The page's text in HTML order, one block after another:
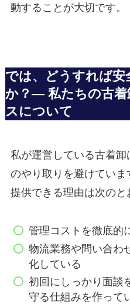
動することが大切です。
では、どうすれば
か？— 私たちの古着
スについて
私が運営している古着卸
のやり取りを避けてい
提供できる理由は次のと
管理コストを徹底的
物流業務や問い合わ
化している
初回にしっかり面談
守る仕組みを作って